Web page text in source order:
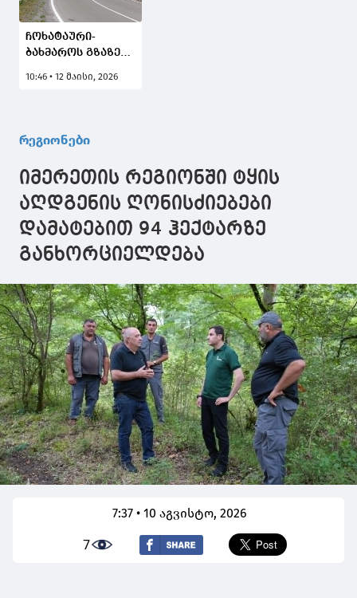
ჩოხატაური-
ბახმაროს გზაზე
10:46 • 12 მაისი, 2026
რეგიონები
იმერეთის რეგიონში ტყის
აღდგენის ღონისძიებები
დამატებით 94 ჰექტარზე
განხორციელდება
7:37 • 10 აგვისტო, 2026
7